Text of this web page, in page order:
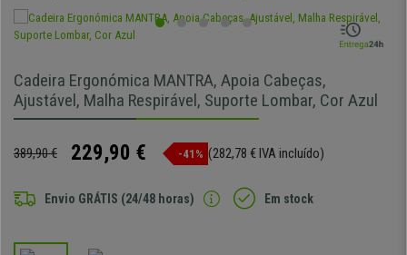
Cadeira Ergonómica MANTRA, Apoia Cabeças,
Ajustável, Malha Respirável, Suporte Lombar, Cor Azul
389,90 € 229,90 € -41% (282,78 € IVA incluído)
Envio GRÁTIS (24/48 horas) Em stock